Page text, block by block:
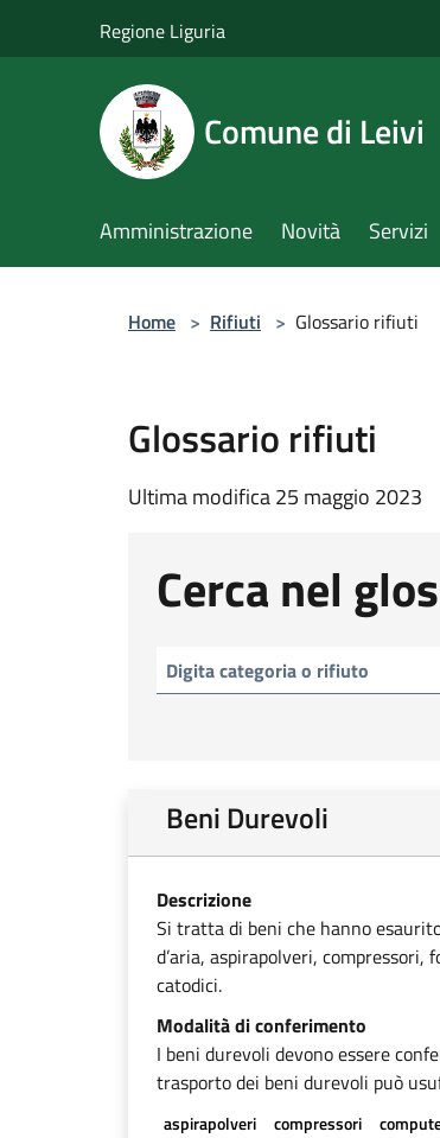
Regione Liguria
Comune di Leivi
Amministrazione Novità Servizi
Home > Rifiuti > Glossario rifiuti
Glossario rifiuti
Ultima modifica 25 maggio 2023
Cerca nel
Beni Durevoli
Descrizione
Si tratta di beni che hanno
d’aria, aspirapolveri,
catodici.
Modalità di conferimento
I beni durevoli devono essere
trasporto dei beni durevoli può
aspirapolveri compressori